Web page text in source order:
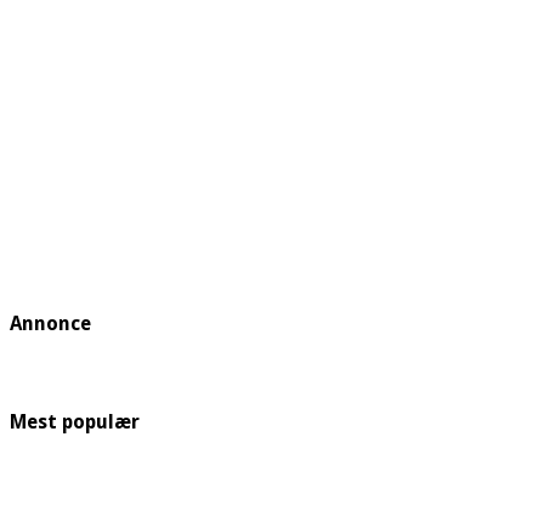
Annonce
Mest populær